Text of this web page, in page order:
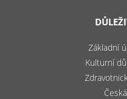
Základní
Kulturní